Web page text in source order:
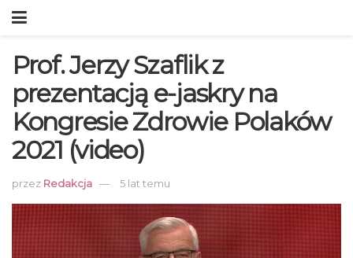
Prof. Jerzy Szaflik z
prezentacją e-jaskry na
Kongresie Zdrowie Polaków
2021 (video)
przez Redakcja 5 lat temu